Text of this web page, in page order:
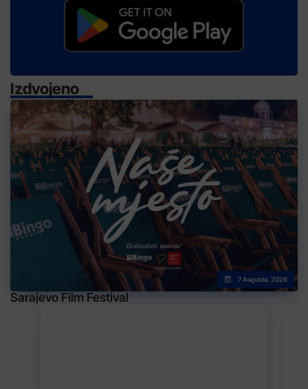
Izdvojeno
7 Augusta, 2026
Sarajevo Film Festival